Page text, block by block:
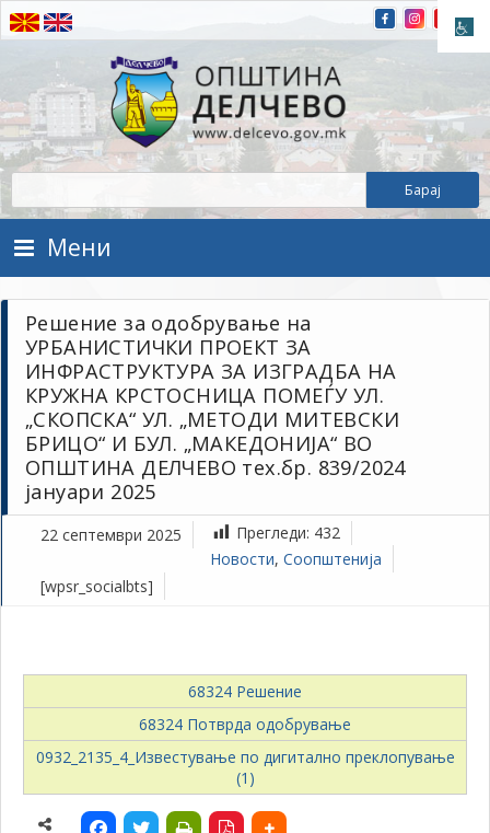
Прескокнете на содржината
Општина Делчево
Општина Делчево
Мени
Решение за одобрување на
УРБАНИСТИЧКИ ПРОЕКТ ЗА
ИНФРАСТРУКТУРА ЗА ИЗГРАДБА НА
КРУЖНА КРСТОСНИЦА ПОМЕЃУ УЛ.
„СКОПСКА“ УЛ. „МЕТОДИ МИТЕВСКИ
БРИЦО“ И БУЛ. „МАКЕДОНИЈА“ ВО
ОПШТИНА ДЕЛЧЕВО тех.бр. 839/2024
јануари 2025
22 септември 2025 Прегледи: 432
Новости, Соопштенија
[wpsr_socialbts]
68324 Решение
68324 Потврда одобрување
0932_2135_4_Известување по дигитално преклопување
(1)